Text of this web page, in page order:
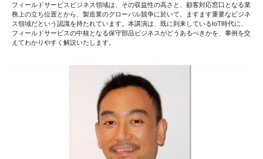
フィールドサービスビジネス領域は、その収益性の高さと、顧客対応窓口となる業
務上の立ち位置とから、製造業のグローバル競争に於いて、ますます重要なビジネ
ス領域だという認識を持たれています。本講演は、既に到来しているIoT時代に、
フィールドサービスの中核となる保守部品ビジネスがどうあるべきかを、事例を交
えてわかりやすく解説いたします。